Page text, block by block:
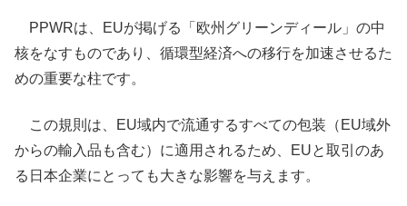
PPWRは、EUが掲げる「欧州グリーンディール」の中
核をなすものであり、循環型経済への移行を加速させるた
めの重要な柱です。
この規則は、EU域内で流通するすべての包装（EU域外
からの輸入品も含む）に適用されるため、EUと取引のあ
る日本企業にとっても大きな影響を与えます。